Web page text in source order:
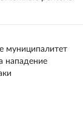
муниципалитет
нападение